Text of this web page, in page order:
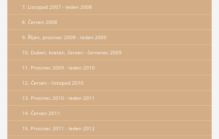
7. Listopad 2007 - leden 2008
8. Červen 2008
9. Říjen, prosinec 2008 - leden 2009
10. Duben, kveten, červen - červenec 2009
11. Prosinec 2009 - leden 2010
12. Červen - listopad 2010
13. Prosinec 2010 - leden 2011
14. Červen 2011
15. Prosinec 2011 - leden 2012